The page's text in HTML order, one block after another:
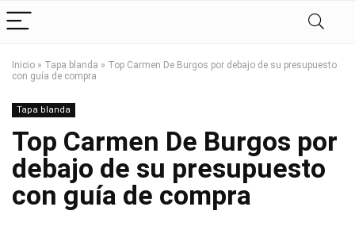
Inicio » Tapa blanda » Top Carmen De Burgos por debajo de su presupuesto
con guía de compra
Tapa blanda
Top Carmen De Burgos por
debajo de su presupuesto
con guía de compra